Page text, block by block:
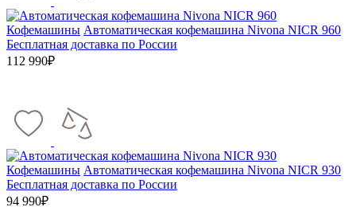
Кофемашины Автоматическая кофемашина Nivona NICR 960
Бесплатная доставка по России
112 990₽
Кофемашины Автоматическая кофемашина Nivona NICR 930
Бесплатная доставка по России
94 990₽